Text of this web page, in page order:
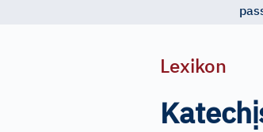
Lexikon
Katechị